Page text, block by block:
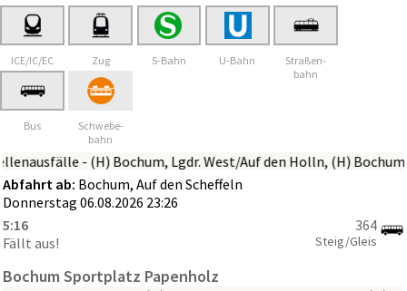
ICE/IC/EC Zug S-Bahn U-Bahn
Straßen-
bahn
Bus
Schwebe-
bahn
- (H) Bochum, Lgdr. West/Auf den Holln, (H)
Abfahrt ab: Bochum, Auf den Scheffeln
Donnerstag 06.08.2026 23:26
5:16
Fällt aus!
364
Bochum Sportplatz Papenholz
Steig/Gleis